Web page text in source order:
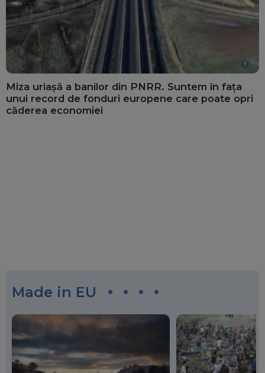
Miza uriașă a banilor din PNRR. Suntem în fața
unui record de fonduri europene care poate opri
căderea economiei
Made in EU